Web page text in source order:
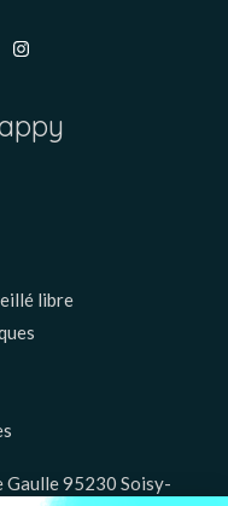
libre
Gaulle95230 Soisy-